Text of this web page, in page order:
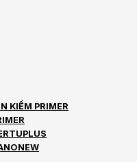
KIỀM PRIMER